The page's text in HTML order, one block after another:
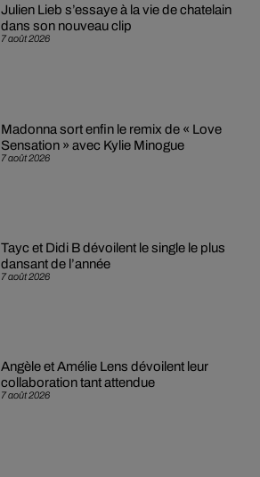
7 août 2026
Julien Lieb s’essaye à la vie de chatelain
dans son nouveau clip
7 août 2026
Madonna sort enfin le remix de « Love
Sensation » avec Kylie Minogue
7 août 2026
Tayc et Didi B dévoilent le single le plus
dansant de l’année
7 août 2026
Angèle et Amélie Lens dévoilent leur
collaboration tant attendue